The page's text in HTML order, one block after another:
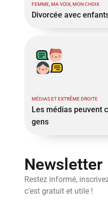
FEMME, MA VOIX, MON CHOIX
Divorcée avec
MÉDIAS ET EXTRÊME DROITE
Les médias peuvent
gens
Newsletter
Restez informé,
c’est gratuit et utile !